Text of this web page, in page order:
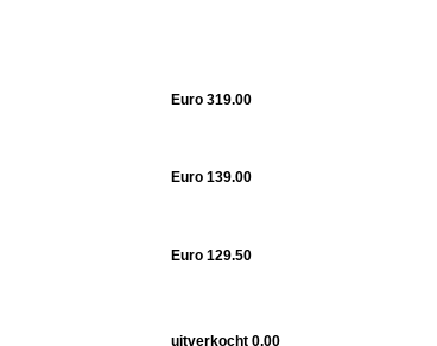
Euro 319.00
Euro 139.00
Euro 129.50
uitverkocht 0.00